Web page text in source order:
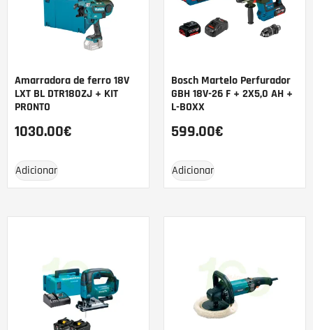
Amarradora de ferro 18V
LXT BL DTR180ZJ + KIT
PRONTO
1030.00€
Adicionar
Bosch Martelo Perfurador
GBH 18V-26 F + 2X5,0 AH +
L-BOXX
599.00€
Adicionar